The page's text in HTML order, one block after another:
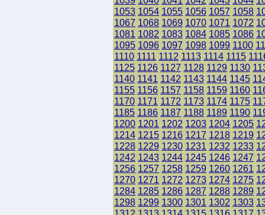
1053 1054 1055 1056 1057 1058
1067 1068 1069 1070 1071 1072
1081 1082 1083 1084 1085 1086
1095 1096 1097 1098 1099 1100
1110 1111 1112 1113 1114 1115
1125 1126 1127 1128 1129 1130
1140 1141 1142 1143 1144 1145
1155 1156 1157 1158 1159 1160
1170 1171 1172 1173 1174 1175
1185 1186 1187 1188 1189 1190
1200 1201 1202 1203 1204 1205
1214 1215 1216 1217 1218 1219
1228 1229 1230 1231 1232 1233
1242 1243 1244 1245 1246 1247
1256 1257 1258 1259 1260 1261
1270 1271 1272 1273 1274 1275
1284 1285 1286 1287 1288 1289
1298 1299 1300 1301 1302 1303